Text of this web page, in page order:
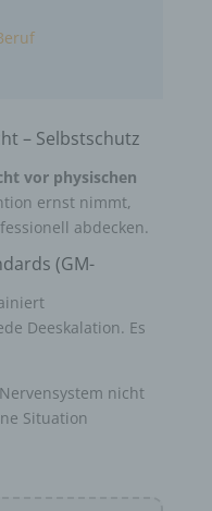
– Selbstschutz
vor physischen
ernst nimmt,
abdecken.
(GM-
Deeskalation. Es
nicht
Situation